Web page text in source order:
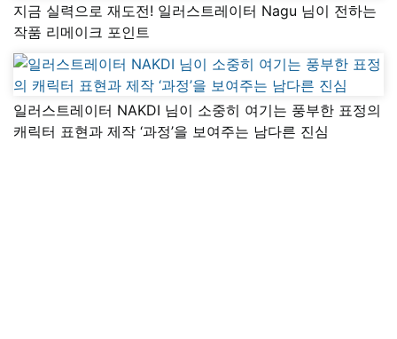
지금 실력으로 재도전! 일러스트레이터 Nagu 님이 전하는
작품 리메이크 포인트
일러스트레이터 NAKDI 님이 소중히 여기는 풍부한 표정의
캐릭터 표현과 제작 ‘과정’을 보여주는 남다른 진심